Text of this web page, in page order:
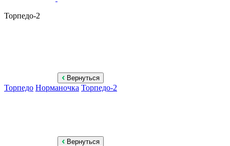
Торпедо-2
Вернуться
Торпедо Норманочка Торпедо-2
Вернуться